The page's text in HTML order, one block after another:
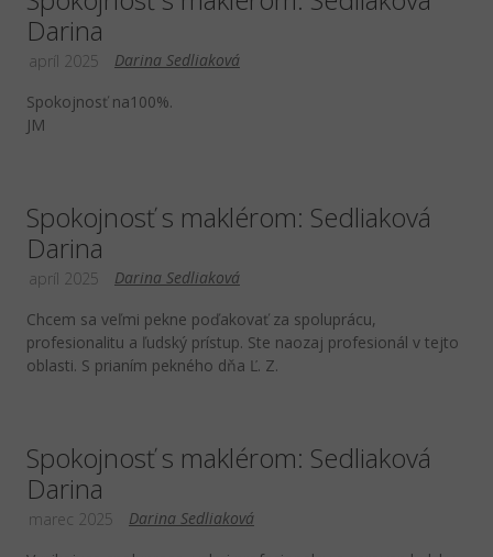
Darina
Darina Sedliaková
apríl 2025
Spokojnosť na100%.
JM
Spokojnosť s maklérom: Sedliaková
Darina
Darina Sedliaková
apríl 2025
Chcem sa veľmi pekne poďakovať za spoluprácu,
profesionalitu a ľudský prístup. Ste naozaj profesionál v tejto
oblasti. S prianím pekného dňa Ľ. Z.
Spokojnosť s maklérom: Sedliaková
Darina
Darina Sedliaková
marec 2025